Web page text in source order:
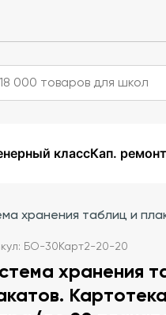
классКап. ремонт
хранения таблиц и
БО-30Карт2-20-20
хранения